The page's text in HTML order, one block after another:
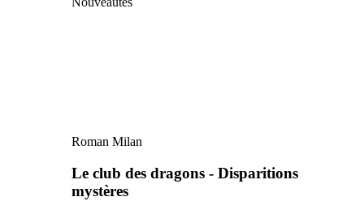
Roman Milan
Le club des dragons - Disparitions
mystères